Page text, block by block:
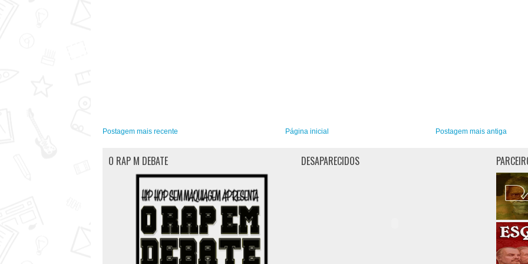
Postagem mais recente Postagem mais antiga
Página inicial
O RAP M DEBATE DESAPARECIDOS